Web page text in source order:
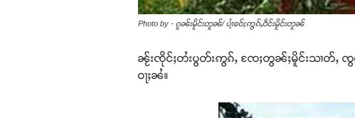
Photo by - ၵူၼ်းမိူင်းတူၼ်/ ပၢႆ့ၶဝ်ႈဢွၵ်ႇဝဵင်းမိူင်းတူၼ်
ၼႂ်းၸိုင်ႈတႆးပွတ်းဢွၵ်ႇ ၸႄႈတွၼ်ႈမိူင်းသၢတ်ႇ ၸွမ်
ဝႃႈၼႆ။